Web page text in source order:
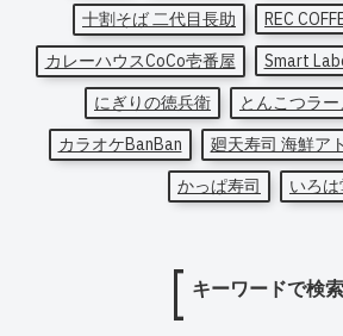
十割そば 二代目長助
REC
カレーハウスCoCo壱番屋
Smart
にぎりの徳兵衛
とんこつラ
カラオケBanBan
廻天寿司 海鮮ア
かっぱ寿司
いろ
キーワードで検索